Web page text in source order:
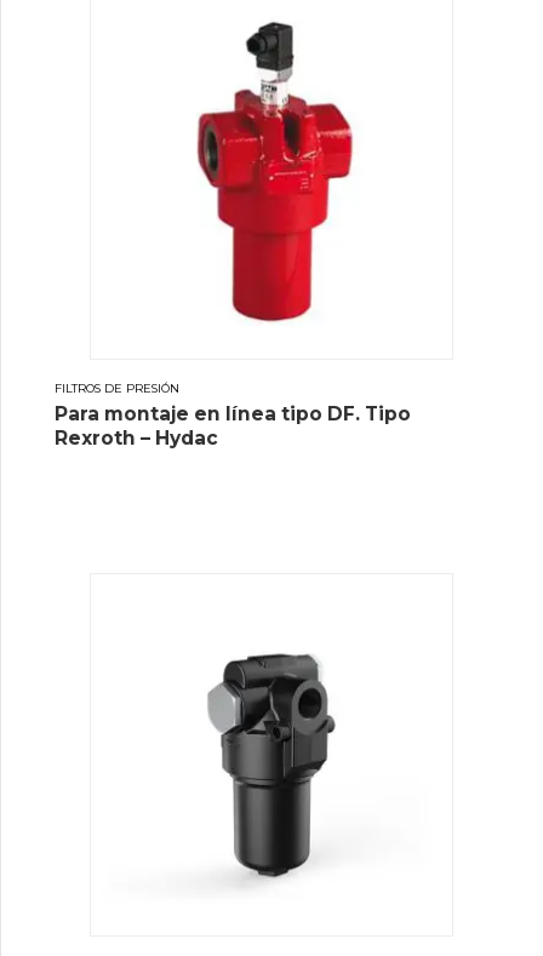
FILTROS DE PRESIÓN
Para montaje en línea tipo DF. Tipo
Rexroth – Hydac